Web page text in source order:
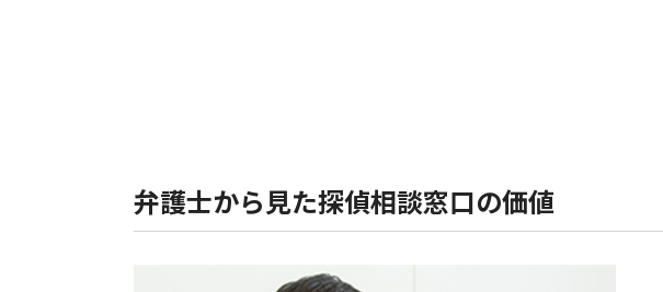
弁護士から見た探偵相談窓口の価値